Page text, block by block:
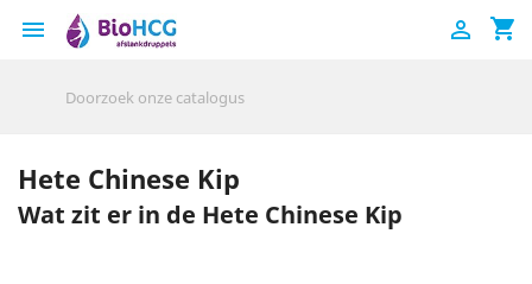
 shopping_cart

Hete Chinese Kip
Wat zit er in de Hete Chinese Kip